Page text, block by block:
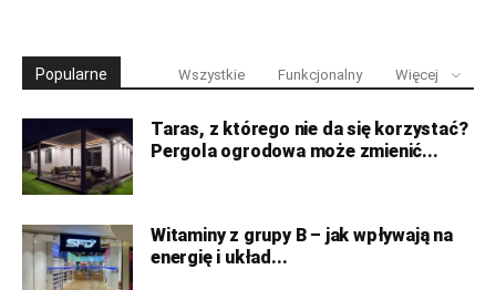
Popularne Wszystkie Funkcjonalny Więcej
Taras, z którego nie da się korzystać?
Pergola ogrodowa może zmienić...
Witaminy z grupy B – jak wpływają na
energię i układ...